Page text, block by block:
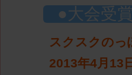
大会受
スクスクのっ
2013年4月13